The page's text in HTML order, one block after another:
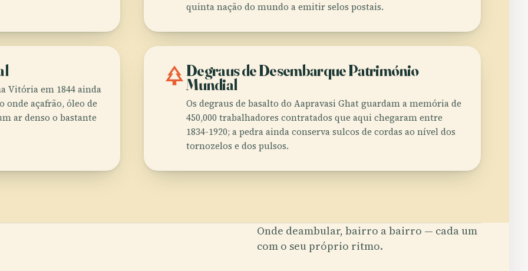
quinta nação do mundo a emitir selos postais.
Vitória em 1844 ainda
onde açafrão, óleo de
ar denso o bastante
parkDegraus de Desembarque Património
Mundial
Os degraus de basalto do Aapravasi Ghat guardam a memória de
450,000 trabalhadores contratados que aqui chegaram entre
1834-1920; a pedra ainda conserva sulcos de cordas ao nível dos
tornozelos e dos pulsos.
Onde deambular, bairro a bairro — cada um
com o seu próprio ritmo.